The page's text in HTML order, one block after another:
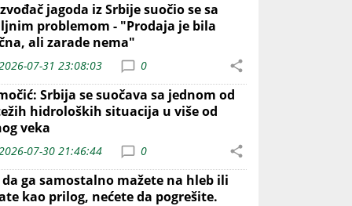
jagoda iz Srbije suočio se sa
problemom - "Prodaja je bila
ali zarade nema"
07-31 23:08:03 0
Srbija se suočava sa jednom od
hidroloških situacija u više od
veka
07-30 21:46:44 0
ga samostalno mažete na hleb ili
kao prilog, nećete da pogrešite.